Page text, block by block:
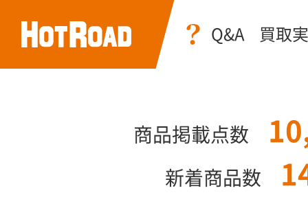
Q&A 買取
商品掲載点数
新着商品数